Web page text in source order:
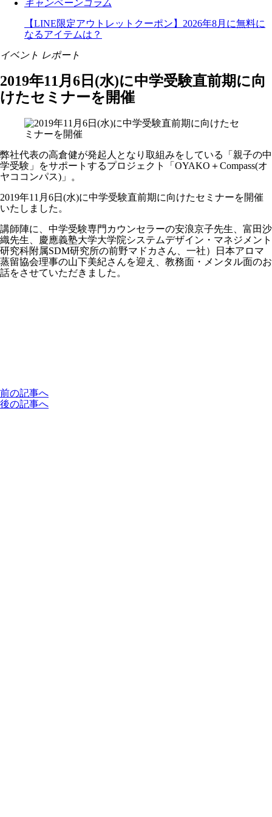
キャンペーンコラム
【LINE限定アウトレットクーポン】2026年8月に無料に
なるアイテムは？
イベント レポート
2019年11月6日(水)に中学受験直前期に向
けたセミナーを開催
弊社代表の高倉健が発起人となり取組みをしている「親子の中
学受験」をサポートするプロジェクト「OYAKO＋Compass(オ
ヤココンパス)」。
2019年11月6日(水)に中学受験直前期に向けたセミナーを開催
いたしました。
講師陣に、中学受験専門カウンセラーの安浪京子先生、富田沙
織先生、慶應義塾大学大学院システムデザイン・マネジメント
研究科附属SDM研究所の前野マドカさん、一社）日本アロマ
蒸留協会理事の山下美紀さんを迎え、教務面・メンタル面のお
話をさせていただきました。
前の記事へ
後の記事へ